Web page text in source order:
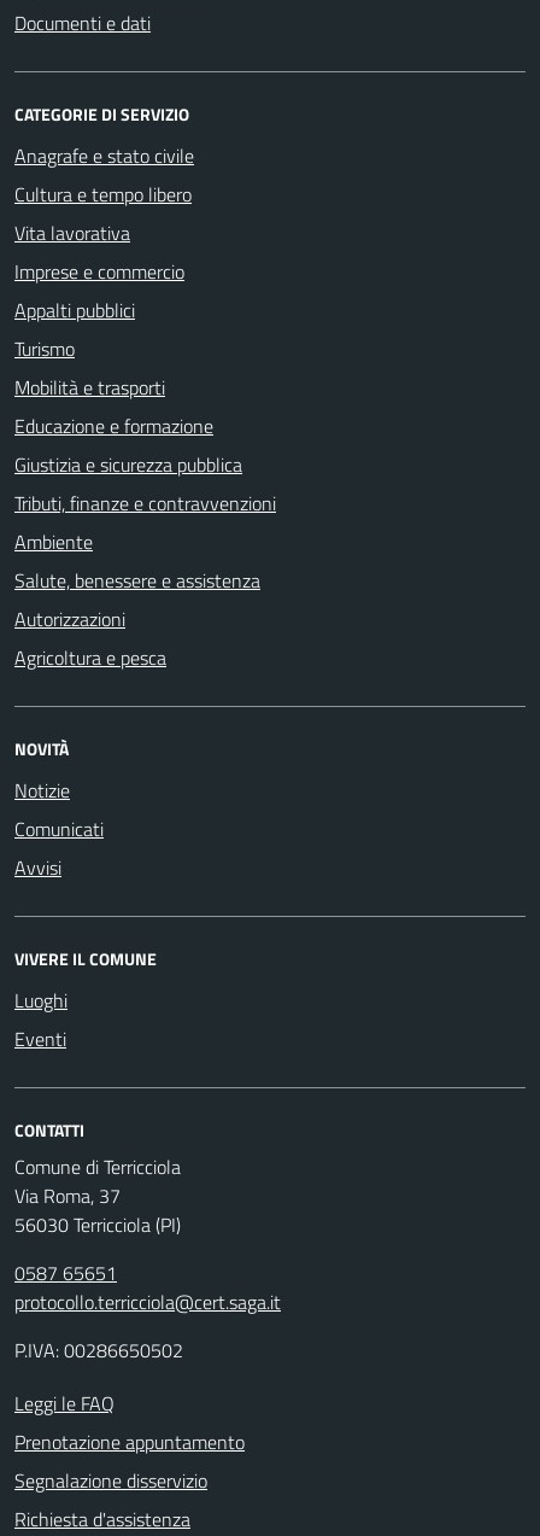
Documenti e dati
CATEGORIE DI SERVIZIO
Anagrafe e stato civile
Cultura e tempo libero
Vita lavorativa
Imprese e commercio
Appalti pubblici
Turismo
Mobilità e trasporti
Educazione e formazione
Giustizia e sicurezza pubblica
Tributi, finanze e contravvenzioni
Ambiente
Salute, benessere e assistenza
Autorizzazioni
Agricoltura e pesca
NOVITÀ
Notizie
Comunicati
Avvisi
VIVERE IL COMUNE
Luoghi
Eventi
CONTATTI
Comune di Terricciola
Via Roma, 37
56030 Terricciola (PI)
0587 65651
protocollo.terricciola@cert.saga.it
P.IVA: 00286650502
Leggi le FAQ
Prenotazione appuntamento
Segnalazione disservizio
Richiesta d'assistenza